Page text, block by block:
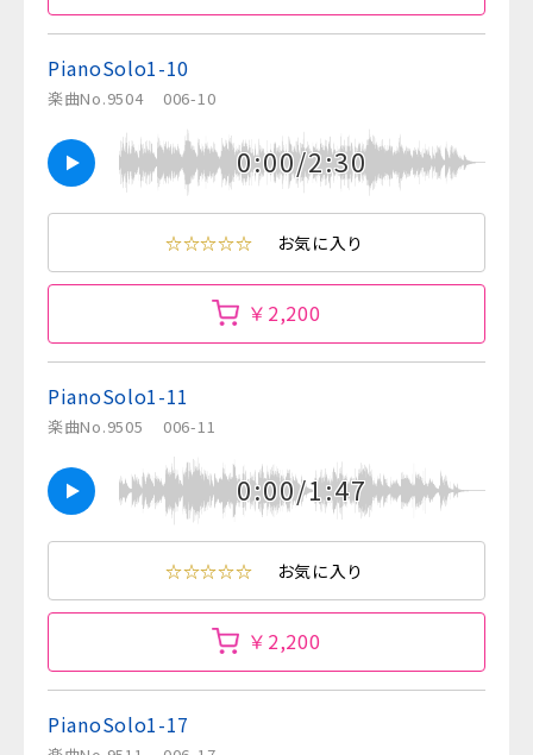
PianoSolo1-10
楽曲No.9504 006-10
0:00/2:30
☆☆☆☆☆ お気に入り
￥2,200
PianoSolo1-11
楽曲No.9505 006-11
0:00/1:47
☆☆☆☆☆ お気に入り
￥2,200
PianoSolo1-17